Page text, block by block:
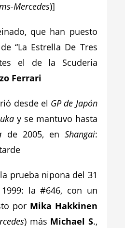
Mercedes)]
que han puesto
“La Estrella De Tres
el de la Scuderia
Ferrari
desde el GP de Japón
y se mantuvo hasta
de 2005, en Shangai:
prueba nipona del 31
la #646, con un
por Mika Hakkinen
) más Michael S.,